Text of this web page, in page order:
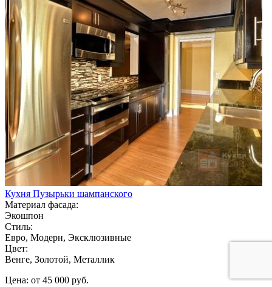
Кухня Пузырьки шампанского
Материал фасада:
Экошпон
Стиль:
Евро, Модерн, Эксклюзивные
Цвет:
Венге, Золотой, Металлик
Цена: от 45 000 руб.